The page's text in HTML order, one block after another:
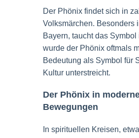
Der Phönix findet sich in
Volksmärchen. Besonders
Bayern, taucht das
wurde der Phönix oftmals
Bedeutung als Symbol für
Kultur unterstreicht.
Der Phönix in
Bewegungen
In spirituellen Kreisen,